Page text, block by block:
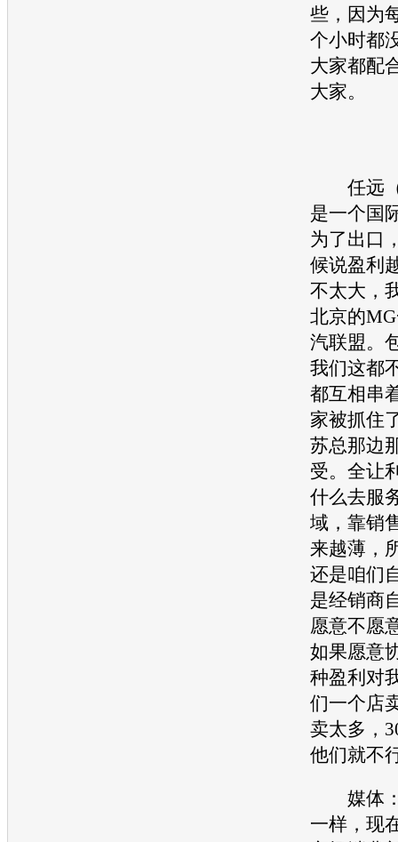
些，因为
个小时都
大家都配
大家。
任远（
是一个国
为了出口
候说盈利
不太大，
北京的
汽联盟。
我们这都
都互相串
家被抓住
苏总那边
受。全让
什么去服
域，靠销
来越薄，
还是咱们
是经销商
愿意不愿
如果愿意
种盈利对
们一个店
卖太多，
他们就不
媒体：
一样，现